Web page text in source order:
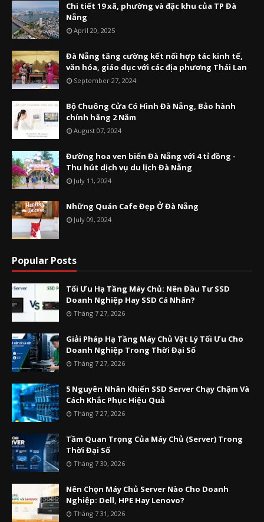
Chi tiết 19 xã, phường và đặc khu của TP Đà
Nẵng
April 20, 2025
Đà Nẵng tăng cường kết nối hợp tác kinh tế,
văn hóa, giáo dục với các địa phương Thái Lan
September 27, 2024
Bộ Chuông Cửa Có Hình Đà Nẵng, Bảo hành
chính hãng 2 Năm
August 07, 2024
Đường hoa ven biển Đà Nẵng với 4 tỉ đồng -
Thu hút dịch vụ du lịch Đà Nẵng
July 11, 2024
Những Quán Cafe Đẹp Ở Đà Nẵng
July 09, 2024
Popular Posts
Tối Ưu Hạ Tầng Máy Chủ: Nên Đầu Tư SSD
Doanh Nghiệp Hay SSD Cá Nhân?
Tháng 7 27, 2026
Giải Pháp Hạ Tầng Máy Chủ Vật Lý Tối Ưu Cho
Doanh Nghiệp Trong Thời Đại Số
Tháng 7 27, 2026
5 Nguyên Nhân Khiến SSD Server Chạy Chậm Và
Cách Khắc Phục Hiệu Quả
Tháng 7 27, 2026
Tầm Quan Trọng Của Máy Chủ (Server) Trong
Thời Đại Số
Tháng 7 30, 2026
Nên Chọn Máy Chủ Server Nào Cho Doanh
Nghiệp: Dell, HPE Hay Lenovo?
Tháng 7 31, 2026